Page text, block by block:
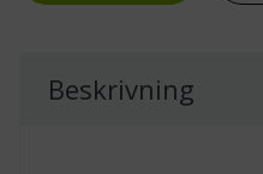
Beskrivning